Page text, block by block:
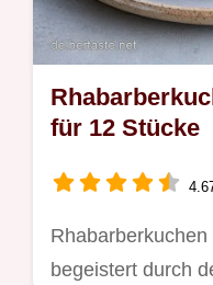
für 12 Stücke
begeistert durch